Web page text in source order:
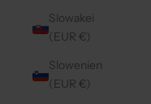
Slowakei
(EUR €)
Slowenien
(EUR €)